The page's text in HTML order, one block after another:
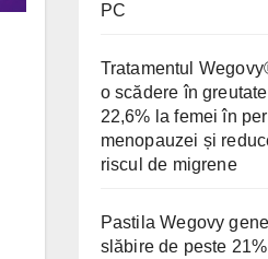
PC
Tratamentul
o scădere în
22,6% la femei în
menopauzei și
riscul de migrene
Pastila Wegovy
slăbire de peste